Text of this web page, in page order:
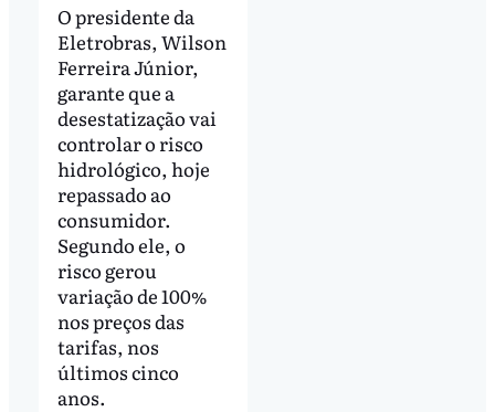
O presidente da
Eletrobras, Wilson
Ferreira Júnior,
garante que a
desestatização vai
controlar o risco
hidrológico, hoje
repassado ao
consumidor.
Segundo ele, o
risco gerou
variação de 100%
nos preços das
tarifas, nos
últimos cinco
anos.